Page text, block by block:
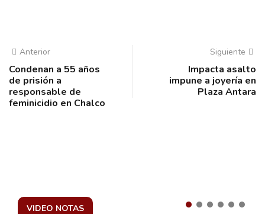
Anterior
Condenan a 55 años
de prisión a
responsable de
feminicidio en Chalco
Siguiente
Impacta asalto
impune a joyería en
Plaza Antara
VIDEO NOTAS